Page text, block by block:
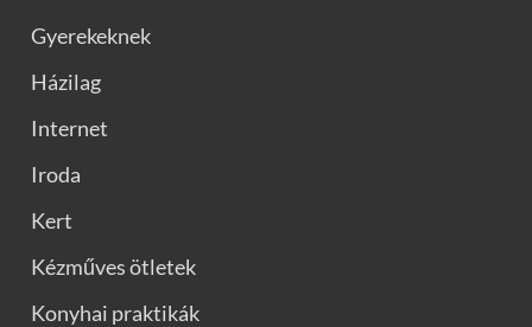
Gyerekeknek
Házilag
Internet
Iroda
Kert
Kézműves ötletek
Konyhai praktikák